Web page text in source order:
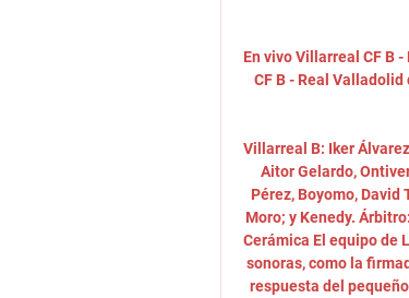
En vivo Villarreal CF B
CF B - Real
Villarreal B: Iker
Aitor Gelardo,
Pérez, Boyomo, David
Moro; y Kenedy.
Cerámica El equipo de
sonoras, como la
respuesta del